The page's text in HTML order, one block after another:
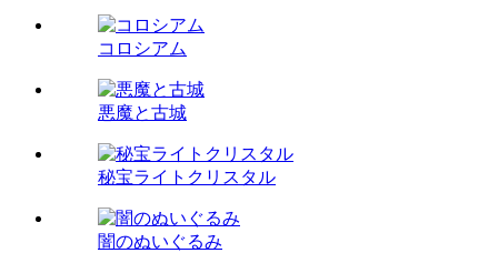
コロシアム
悪魔と古城
秘宝ライトクリスタル
闇のぬいぐるみ